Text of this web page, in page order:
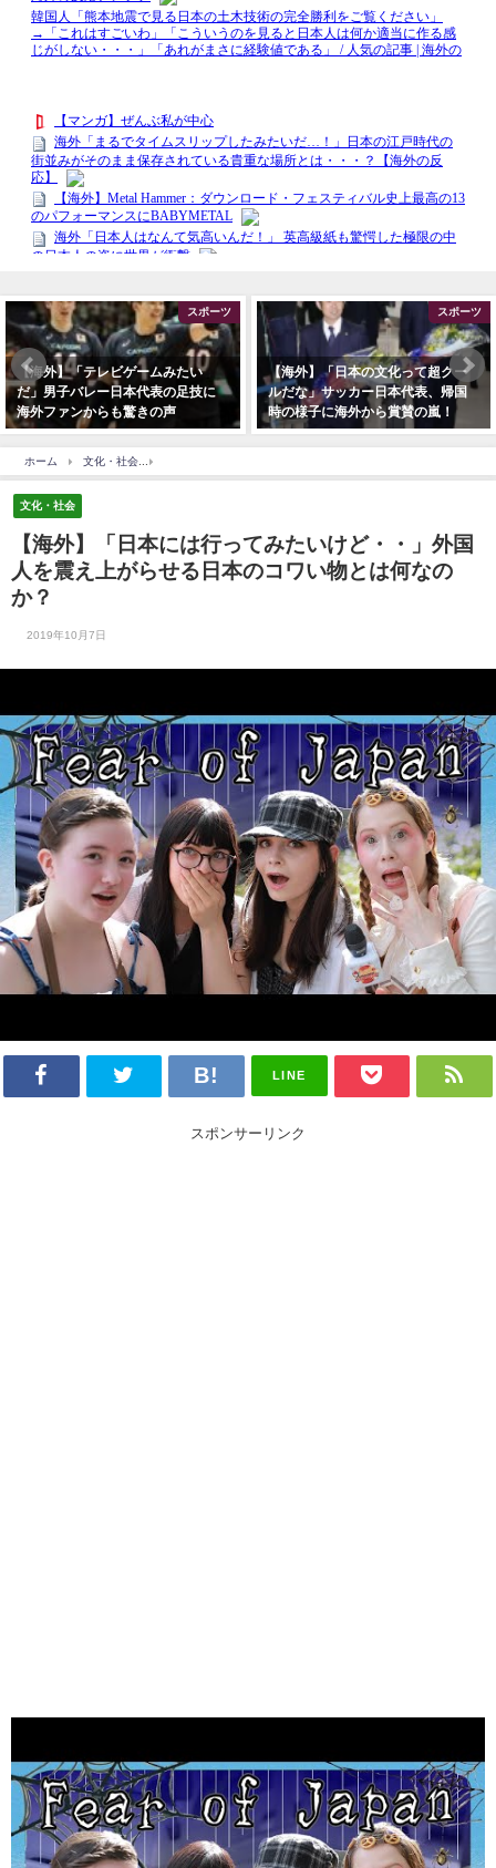
スポーツ
【海外】「テレビゲームみたい
だ」男子バレー日本代表の足技に
海外ファンからも驚きの声
スポーツ
【海外】「日本の文化って超クー
ルだな」サッカー日本代表、帰国
時の様子に海外から賞賛の嵐！
ホーム 文化・社会
文化・社会
【海外】「日本には行ってみたいけど・・」外国
人を震え上がらせる日本のコワい物とは何なの
か？
2019年10月7日
LINE
スポンサーリンク